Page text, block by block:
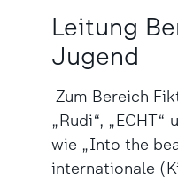
Leitung
Jugend
Zum Bereich
„Rudi“,
wie „Into the
internationale